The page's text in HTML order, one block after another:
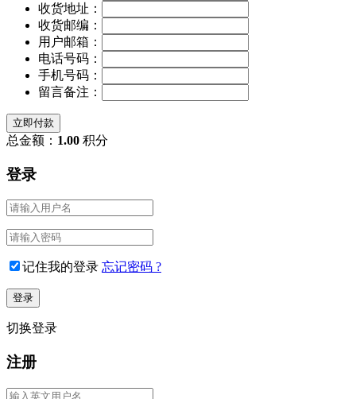
收货地址：
收货邮编：
用户邮箱：
电话号码：
手机号码：
留言备注：
立即付款
总金额： 1.00 积分
登录
记住我的登录 忘记密码 ?
切换登录
注册